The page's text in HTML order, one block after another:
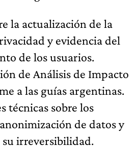
la actualización de la
y evidencia del
de los usuarios.
de Análisis de Impacto
a las guías argentinas.
técnicas sobre los
de datos y
su irreversibilidad.